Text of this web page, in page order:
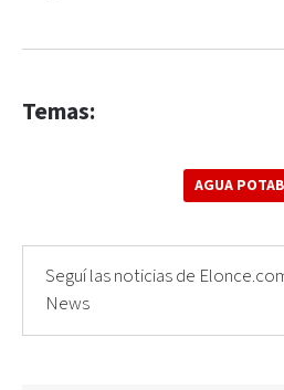
Temas:
AGUA
Seguí las noticias de
News